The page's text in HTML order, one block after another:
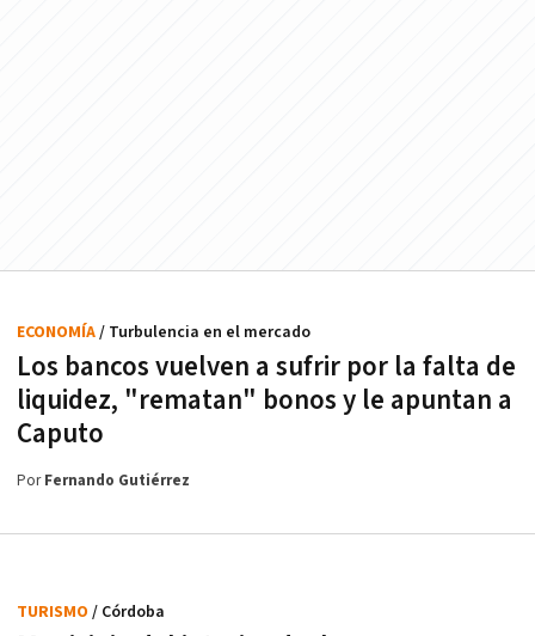
Los bancos vuelven a sufrir por la falta de
liquidez, "rematan" bonos y le apuntan a
Caputo
ECONOMÍA/ Turbulencia en el mercado
PorFernando Gutiérrez
TURISMO / Córdoba